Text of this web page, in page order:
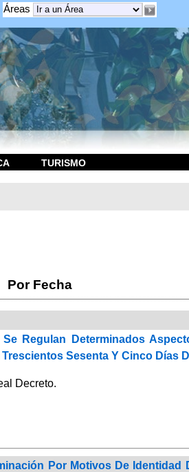
Áreas
TURISMO
Por Fecha
Regulan Determinados
Sesenta Y Cinco Días
Decreto.
Por Motivos De